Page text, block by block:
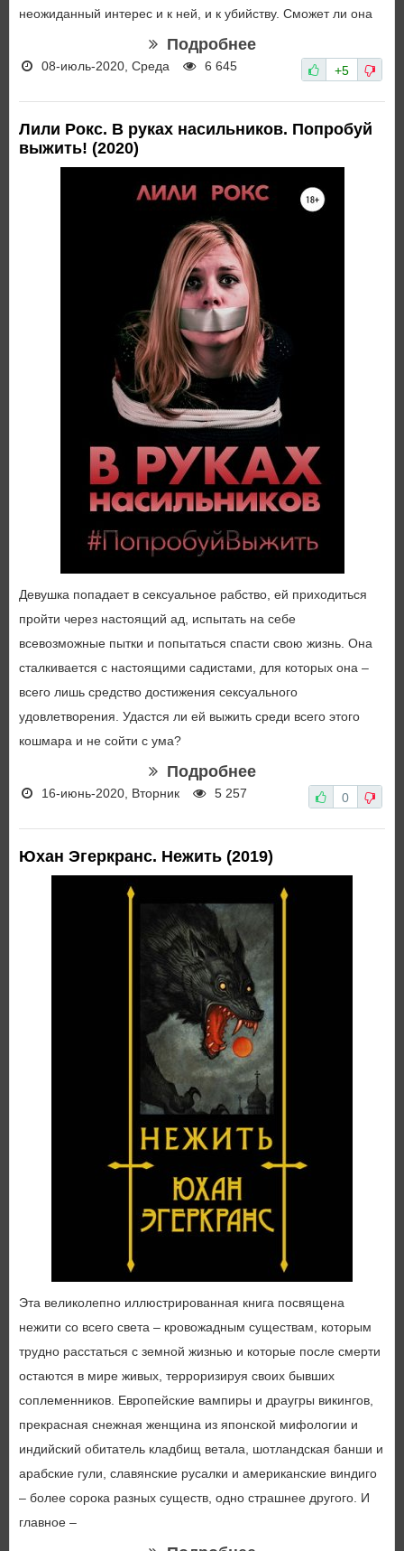
неожиданный интерес и к ней, и к убийству. Сможет ли она
Подробнее
08-июль-2020, Среда 6 645 +5
Лили Рокс. В руках насильников. Попробуй
выжить! (2020)
Девушка попадает в сексуальное рабство, ей приходиться
пройти через настоящий ад, испытать на себе
всевозможные пытки и попытаться спасти свою жизнь. Она
сталкивается с настоящими садистами, для которых она –
всего лишь средство достижения сексуального
удовлетворения. Удастся ли ей выжить среди всего этого
кошмара и не сойти с ума?
Подробнее
16-июнь-2020, Вторник 5 257 0
Юхан Эгеркранс. Нежить (2019)
Эта великолепно иллюстрированная книга посвящена
нежити со всего света – кровожадным существам, которым
трудно расстаться с земной жизнью и которые после смерти
остаются в мире живых, терроризируя своих бывших
соплеменников. Европейские вампиры и драугры викингов,
прекрасная снежная женщина из японской мифологии и
индийский обитатель кладбищ ветала, шотландская банши и
арабские гули, славянские русалки и американские виндиго
– более сорока разных существ, одно страшнее другого. И
главное –